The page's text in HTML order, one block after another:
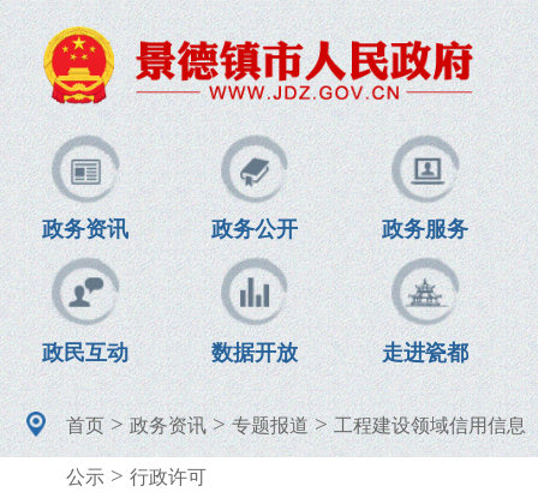
政务资讯 政务公开 政务服务
政民互动 数据开放 走进瓷都
首页>政务资讯>专题报道>工程建设领域信用信息
公示> 行政许可